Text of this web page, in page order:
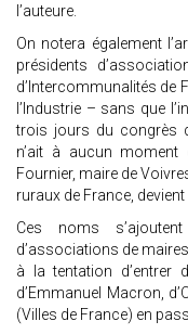
l’auteure.
On notera également
présidents
d’Intercommunalités de
l’Industrie – sans que
trois jours du congrès
n’ait à aucun moment
Fournier, maire de
ruraux de France,
Ces noms
d’associations de
à la tentation d’entrer
d’Emmanuel Macron,
(Villes de France) en